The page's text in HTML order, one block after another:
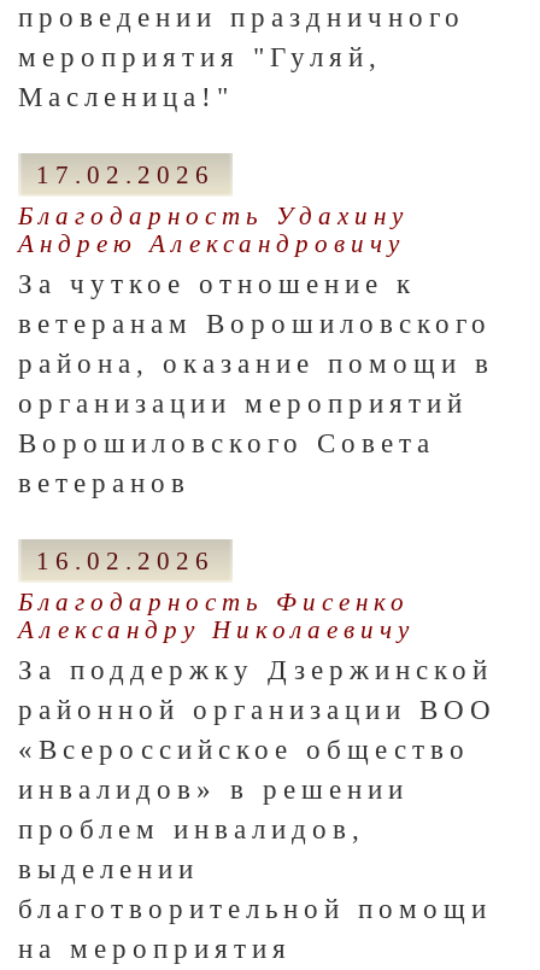
проведении праздничного
мероприятия "Гуляй,
Масленица!"
17.02.2026
Благодарность Удахину
Андрею Александровичу
За чуткое отношение к
ветеранам Ворошиловского
района, оказание помощи в
организации мероприятий
Ворошиловского Совета
ветеранов
16.02.2026
Благодарность Фисенко
Александру Николаевичу
За поддержку Дзержинской
районной организации ВОО
«Всероссийское общество
инвалидов» в решении
проблем инвалидов,
выделении
благотворительной помощи
на мероприятия